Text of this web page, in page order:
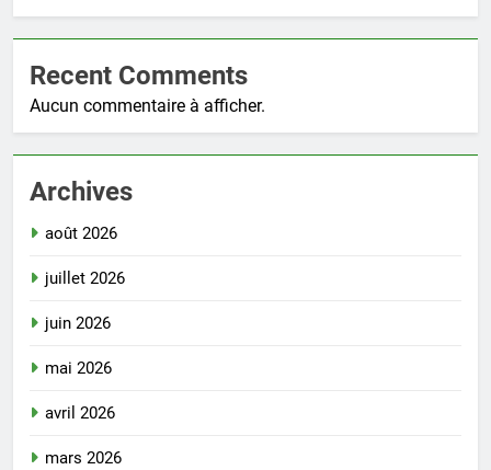
Recent Comments
Aucun commentaire à afficher.
Archives
août 2026
juillet 2026
juin 2026
mai 2026
avril 2026
mars 2026